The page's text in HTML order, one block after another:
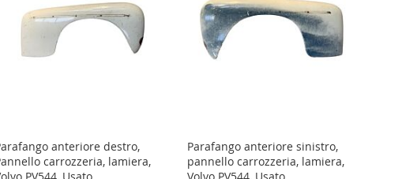
anteriore destro,
carrozzeria, lamiera,
Parafango anteriore sinistro,
pannello carrozzeria, lamiera,